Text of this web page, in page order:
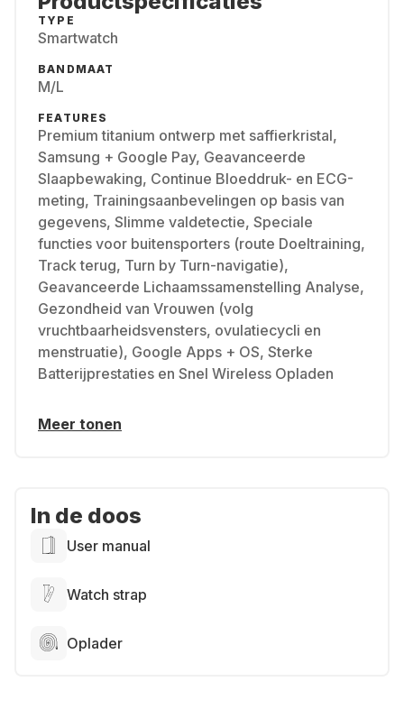
TYPE
Smartwatch
BANDMAAT
M/L
FEATURES
Premium titanium ontwerp met saffierkristal,
Samsung + Google Pay, Geavanceerde
Slaapbewaking, Continue Bloeddruk- en ECG-
meting, Trainingsaanbevelingen op basis van
gegevens, Slimme valdetectie, Speciale
functies voor buitensporters (route Doeltraining,
Track terug, Turn by Turn-navigatie),
Geavanceerde Lichaamssamenstelling Analyse,
Gezondheid van Vrouwen (volg
vruchtbaarheidsvensters, ovulatiecycli en
menstruatie), Google Apps + OS, Sterke
Batterijprestaties en Snel Wireless Opladen
Meer tonen
In de doos
User manual
Watch strap
Oplader